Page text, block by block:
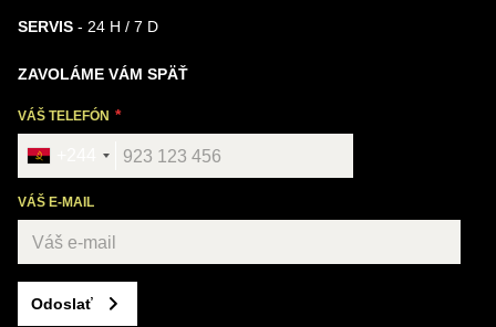
SERVIS - 24 H / 7 D
ZAVOLÁME VÁM SPÄŤ
VÁŠ TELEFÓN
VÁŠ E-MAIL
Odoslať